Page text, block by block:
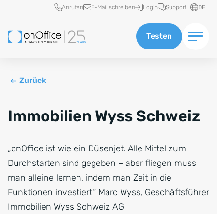
Schnellzugriff
Anrufen E-Mail schreiben Login Support DE
Testen
Zurück
Immobilien Wyss Schweiz
„onOffice ist wie ein Düsenjet. Alle Mittel zum
Durchstarten sind gegeben – aber fliegen muss
man alleine lernen, indem man Zeit in die
Funktionen investiert.“ Marc Wyss, Geschäftsführer
Immobilien Wyss Schweiz AG